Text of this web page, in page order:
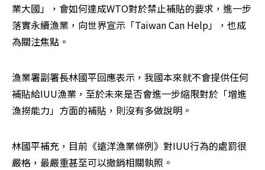
業大國」，會如何達成WTO對於禁止補貼的要求，進一步
落實永續漁業，向世界宣示「Taiwan Can Help」，也成
為關注焦點。
漁業署副署長林國平回應表示，我國本來就不會提供任何
補貼給IUU漁業，至於未來是否會進一步縮限對於「增進
漁撈能力」方面的補貼，則沒有多做說明。
林國平補充，目前《遠洋漁業條例》對IUU行為的處罰很
嚴格，最嚴重甚至可以撤銷相關執照。